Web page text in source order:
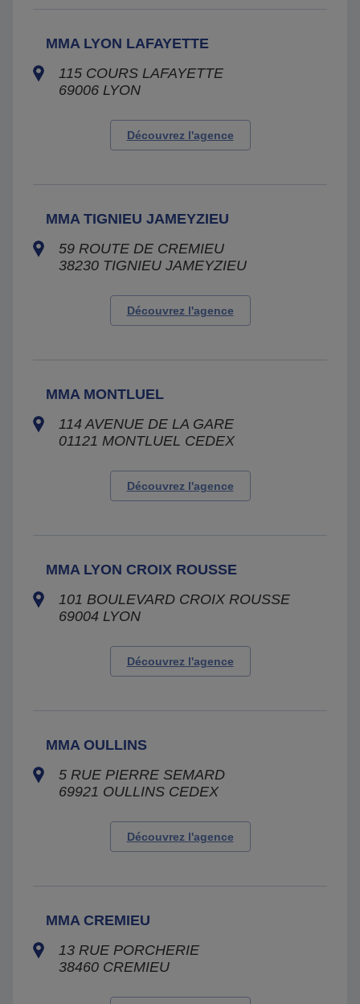
MMA LYON LAFAYETTE
115 COURS LAFAYETTE
69006 LYON
Découvrez l'agence
MMA TIGNIEU JAMEYZIEU
59 ROUTE DE CREMIEU
38230 TIGNIEU JAMEYZIEU
Découvrez l'agence
MMA MONTLUEL
114 AVENUE DE LA GARE
01121 MONTLUEL CEDEX
Découvrez l'agence
MMA LYON CROIX ROUSSE
101 BOULEVARD CROIX ROUSSE
69004 LYON
Découvrez l'agence
MMA OULLINS
5 RUE PIERRE SEMARD
69921 OULLINS CEDEX
Découvrez l'agence
MMA CREMIEU
13 RUE PORCHERIE
38460 CREMIEU